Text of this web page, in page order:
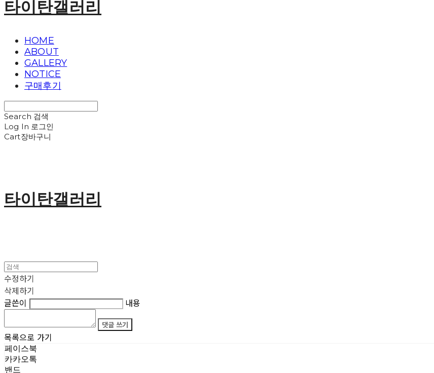
타이탄갤러리
HOME
ABOUT
GALLERY
NOTICE
구매후기
Search 검색
Log In 로그인
Cart장바구니
타이탄갤러리
수정하기
삭제하기
글쓴이
내용
댓글 쓰기
목록으로 가기
페이스북
카카오톡
밴드